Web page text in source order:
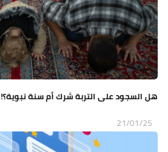
هل السجود على التربة شرك أم سنة نبوية؟!
21/01/25